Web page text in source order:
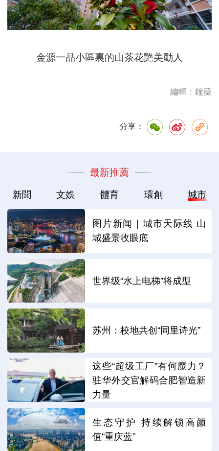
金源一品小區裏的山茶花艷美動人
編輯：鐘薇
分享：
最新推薦
新聞 文娛 體育 環創 城市
图片新闻｜城市天际线 山
城盛景收眼底
世界级“水上电梯”将成型
苏州：校地共创“同里诗光”
这些“超级工厂”有何魔力？
驻华外交官解码合肥智造新
力量
生态守护 持续解锁高颜
值“重庆蓝”